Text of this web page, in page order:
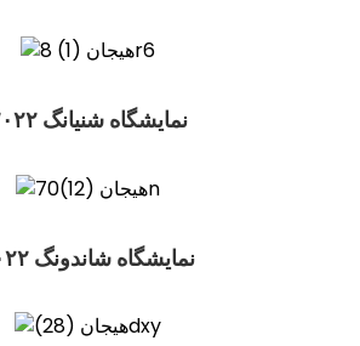
نمایشگاه شنیانگ ۲۰۲۲
نمایشگاه شاندونگ ۲۰۲۲